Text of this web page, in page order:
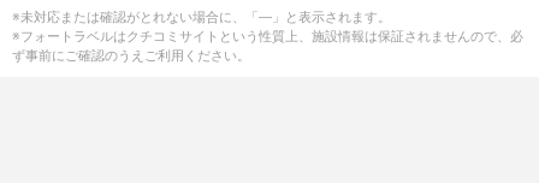
※未対応または確認がとれない場合に、「―」と表示されます。
※フォートラベルはクチコミサイトという性質上、施設情報は保証されませんので、必
ず事前にご確認のうえご利用ください。